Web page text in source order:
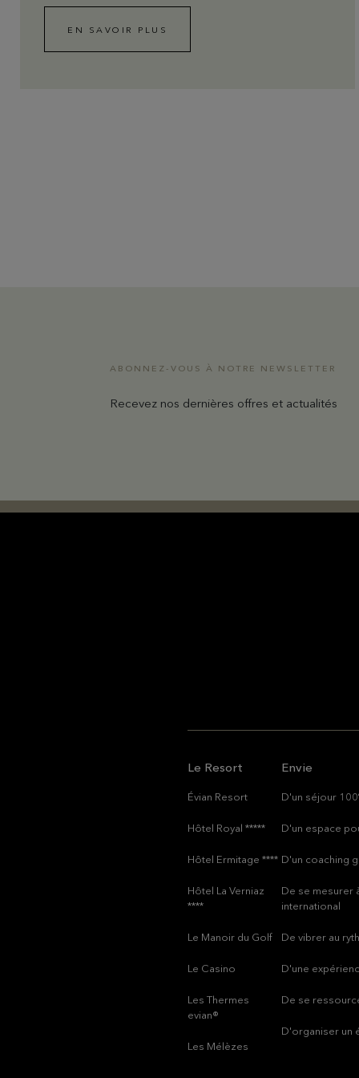
EN SAVOIR PLUS
ABONNEZ-VOUS À NOTRE NEWSLETTER
Recevez nos dernières offres et actualités
Le Resort
Évian Resort
Hôtel Royal *****
Hôtel Ermitage ****
Hôtel La Verniaz
****
Le Manoir du Golf
Le Casino
Les Thermes
evian®
Les Mélèzes
Envie
D'un séjour
D'un espace
D'un coaching
De se mesurer
international
De vibrer au
D'une
De se
D'organiser un